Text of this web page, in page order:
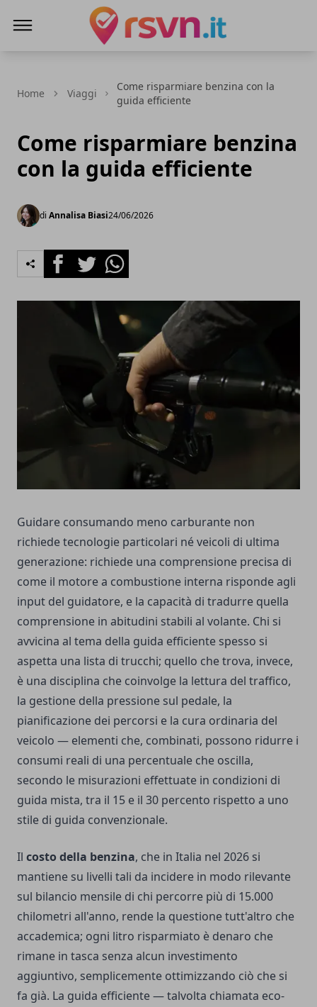
Home Viaggi
Come risparmiare benzina con la
guida efficiente
Come risparmiare benzina
con la guida efficiente
di Annalisa Biasi24/06/2026
FacebookTwitterWhatsapp
Guidare consumando meno carburante non
richiede tecnologie particolari né veicoli di ultima
generazione: richiede una comprensione precisa di
come il motore a combustione interna risponde agli
input del guidatore, e la capacità di tradurre quella
comprensione in abitudini stabili al volante. Chi si
avvicina al tema della guida efficiente spesso si
aspetta una lista di trucchi; quello che trova, invece,
è una disciplina che coinvolge la lettura del traffico,
la gestione della pressione sul pedale, la
pianificazione dei percorsi e la cura ordinaria del
veicolo — elementi che, combinati, possono ridurre i
consumi reali di una percentuale che oscilla,
secondo le misurazioni effettuate in condizioni di
guida mista, tra il 15 e il 30 percento rispetto a uno
stile di guida convenzionale.
Il costo della benzina, che in Italia nel 2026 si
mantiene su livelli tali da incidere in modo rilevante
sul bilancio mensile di chi percorre più di 15.000
chilometri all'anno, rende la questione tutt'altro che
accademica; ogni litro risparmiato è denaro che
rimane in tasca senza alcun investimento
aggiuntivo, semplicemente ottimizzando ciò che si
fa già. La guida efficiente — talvolta chiamata eco-